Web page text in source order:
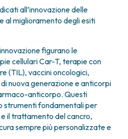
NERVOSO CENTRALE
CRONICHE
CLINICA
all’innovazione delle
al miglioramento degli esiti
figurano le
cellulari Car-T, terapie con
(TIL), vaccini oncologici,
nuova generazione e anticorpi
anticorpo. Questi
strumenti fondamentali per
il trattamento del cancro,
sempre più personalizzate e